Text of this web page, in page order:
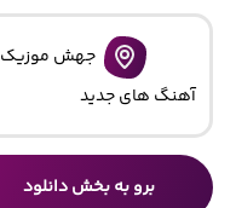
جهش موزیک
آهنگ های جدید
برو به بخش دانلود